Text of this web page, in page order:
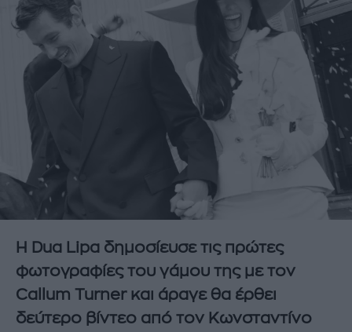
Η Dua Lipa δημοσίευσε τις πρώτες
φωτογραφίες του γάμου της με τον
Callum Turner και άραγε θα έρθει
δεύτερο βίντεο από τον Κωνσταντίνο